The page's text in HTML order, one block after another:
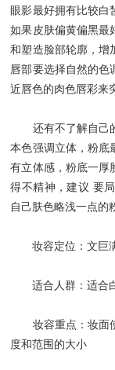
眼影最好拥有比较白
如果皮肤偏黄偏黑最
和塑造脸部轮廓，增
唇部要选择自然的色
近唇色的肉色唇彩来
还有不了解自己的
本色强调立体，粉底
有立体感，粉底一厚
得不精神，建议 要
自己肤色略浅一点的
妆容定位：文巨
适合人群：适合
妆容重点：妆面使
度和范围的大小